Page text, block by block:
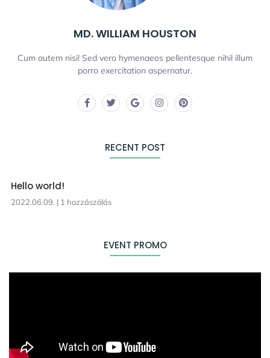
MD. WILLIAM HOUSTON
Cum autem nisi! Sed vero hymenaeos pellentesque nihil illum
porro exercitation aspernatur.
RECENT POST
Hello world!
2022.06.09. 1 hozzászólás
EVENT PROMO